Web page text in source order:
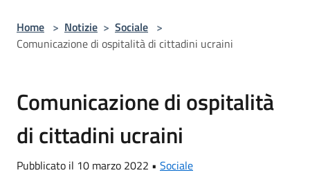
Home > Notizie > Sociale >
Comunicazione di ospitalità di cittadini ucraini
Comunicazione di ospitalità
di cittadini ucraini
Pubblicato il 10 marzo 2022 • Sociale